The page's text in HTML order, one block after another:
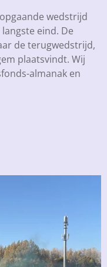
wedstrijd
eind. De
de terugwedstrijd,
plaatsvindt. Wij
almanak en